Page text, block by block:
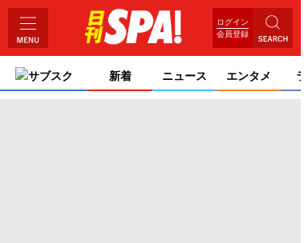
ログイン
会員登録
サブスク 新着 ニュース エンタメ